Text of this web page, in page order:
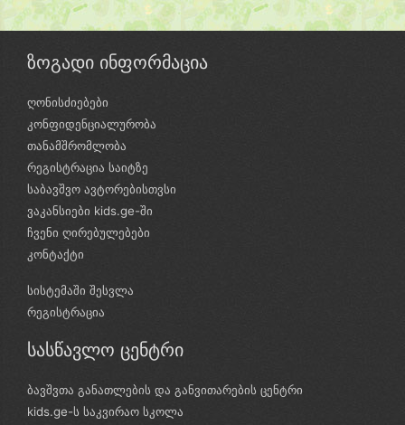
ზოგადი ინფორმაცია
ღონისძიებები
კონფიდენციალურობა
თანამშრომლობა
რეგისტრაცია საიტზე
საბავშვო ავტორებისთვსი
ვაკანსიები kids.ge-ში
ჩვენი ღირებულებები
კონტაქტი
სისტემაში შესვლა
რეგისტრაცია
სასწავლო ცენტრი
ბავშვთა განათლების და განვითარების ცენტრი
kids.ge-ს საკვირაო სკოლა